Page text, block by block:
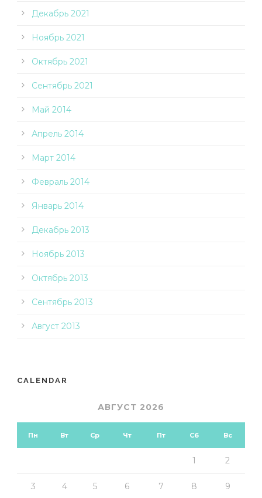
Декабрь 2021
Ноябрь 2021
Октябрь 2021
Сентябрь 2021
Май 2014
Апрель 2014
Март 2014
Февраль 2014
Январь 2014
Декабрь 2013
Ноябрь 2013
Октябрь 2013
Сентябрь 2013
Август 2013
CALENDAR
АВГУСТ 2026
Пн Вт Ср Чт Пт Сб Вс
1 2
3 4 5 6 7 8 9